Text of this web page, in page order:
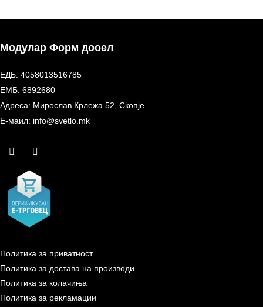
Модулар Форм дооел
ЕДБ: 4058013516785
ЕМБ: 6892680
Адреса: Мирослав Крлежа 52, Скопје
Е-маил: info@svetlo.mk
Политика за приватност
Политика за достава на производи
Политика за колачиња
Политика за рекламации